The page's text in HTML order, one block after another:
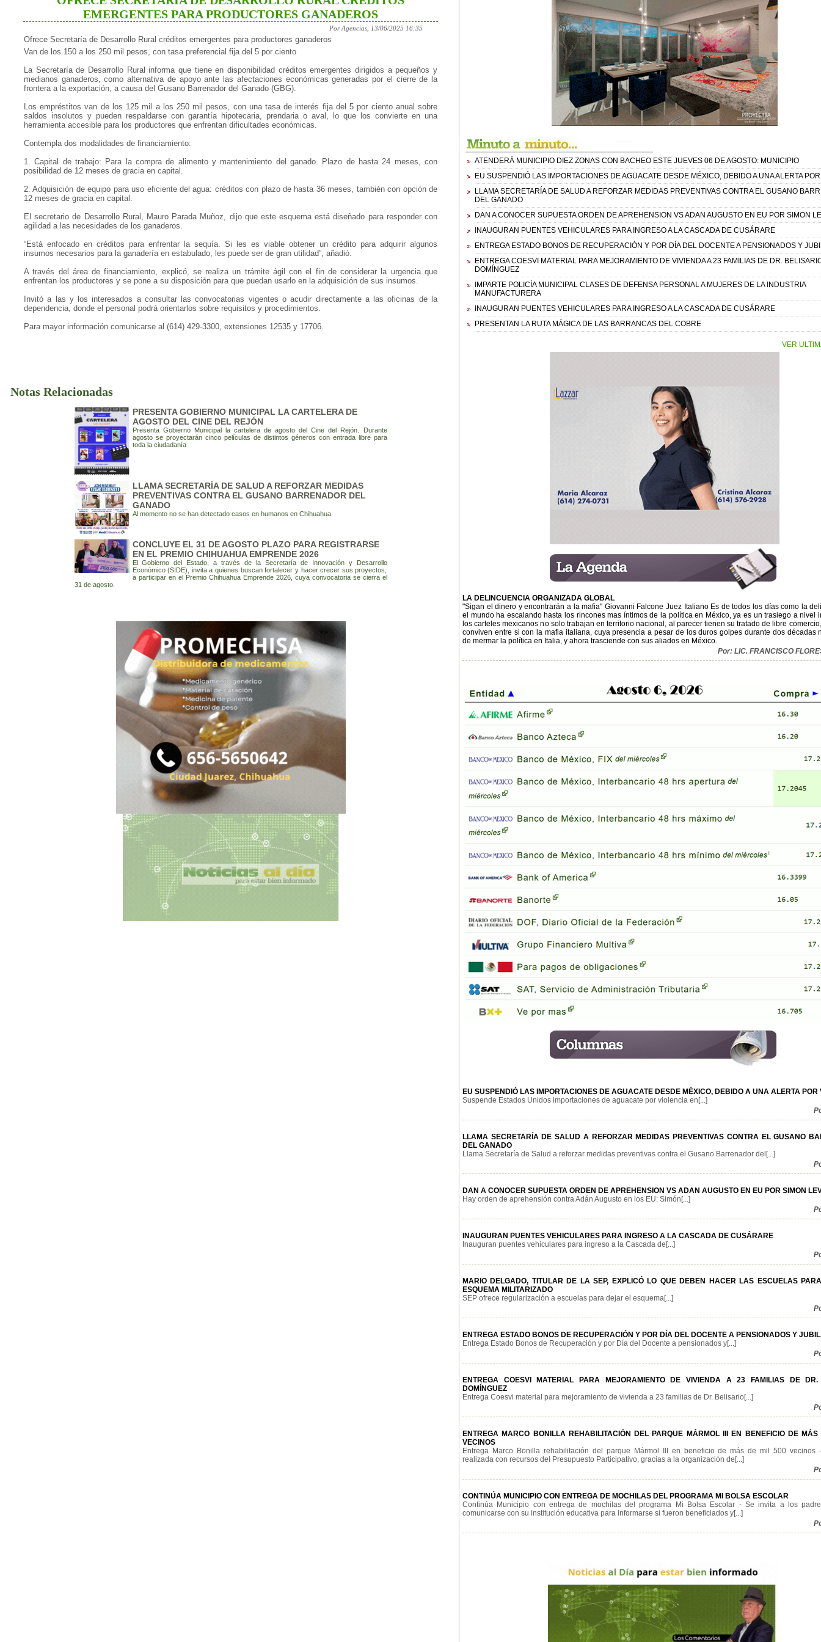
EMERGENTES PARA PRODUCTORES GANADEROS
Por Agencias, 13/06/2025 16:35
Ofrece Secretaría de Desarrollo Rural créditos emergentes para productores ganaderos
Van de los 150 a los 250 mil pesos, con tasa preferencial fija del 5 por ciento
La Secretaría de Desarrollo Rural informa que tiene en disponibilidad créditos emergentes dirigidos a pequeños y
medianos ganaderos, como alternativa de apoyo ante las afectaciones económicas generadas por el cierre de la
frontera a la exportación, a causa del Gusano Barrenador del Ganado (GBG).
Los empréstitos van de los 125 mil a los 250 mil pesos, con una tasa de interés fija del 5 por ciento anual sobre
saldos insolutos y pueden respaldarse con garantía hipotecaria, prendaria o aval, lo que los convierte en una
herramienta accesible para los productores que enfrentan dificultades económicas.
Contempla dos modalidades de financiamiento:
1. Capital de trabajo: Para la compra de alimento y mantenimiento del ganado. Plazo de hasta 24 meses, con
posibilidad de 12 meses de gracia en capital.
2. Adquisición de equipo para uso eficiente del agua: créditos con plazo de hasta 36 meses, también con opción de
12 meses de gracia en capital.
El secretario de Desarrollo Rural, Mauro Parada Muñoz, dijo que este esquema está diseñado para responder con
agilidad a las necesidades de los ganaderos.
“Está enfocado en créditos para enfrentar la sequía. Si les es viable obtener un crédito para adquirir algunos
insumos necesarios para la ganadería en estabulado, les puede ser de gran utilidad”, añadió.
A través del área de financiamiento, explicó, se realiza un trámite ágil con el fin de considerar la urgencia que
enfrentan los productores y se pone a su disposición para que puedan usarlo en la adquisición de sus insumos.
Invitó a las y los interesados a consultar las convocatorias vigentes o acudir directamente a las oficinas de la
dependencia, donde el personal podrá orientarlos sobre requisitos y procedimientos.
Para mayor información comunicarse al (614) 429-3300, extensiones 12535 y 17706.
Notas Relacionadas
PRESENTA GOBIERNO MUNICIPAL LA CARTELERA DE
AGOSTO DEL CINE DEL REJÓN
Presenta Gobierno Municipal la cartelera de agosto del Cine del Rejón. Durante
agosto se proyectarán cinco películas de distintos géneros con entrada libre para
toda la ciudadanía
LLAMA SECRETARÍA DE SALUD A REFORZAR MEDIDAS
PREVENTIVAS CONTRA EL GUSANO BARRENADOR DEL
GANADO
Al momento no se han detectado casos en humanos en Chihuahua
CONCLUYE EL 31 DE AGOSTO PLAZO PARA REGISTRARSE
EN EL PREMIO CHIHUAHUA EMPRENDE 2026
El Gobierno del Estado, a través de la Secretaría de Innovación y Desarrollo
Económico (SIDE), invita a quienes buscan fortalecer y hacer crecer sus proyectos,
a participar en el Premio Chihuahua Emprende 2026, cuya convocatoria se cierra el
31 de agosto.
ATENDERÁ MUNICIPIO DIEZ ZONAS CON BACHEO ESTE JUEVES 06 DE AGOSTO: MUNICIPIO
EU SUSPENDIÓ LAS IMPORTACIONES DE AGUACATE DESDE MÉXICO, DEBIDO A UNA ALERTA
LLAMA SECRETARÍA DE SALUD A REFORZAR MEDIDAS PREVENTIVAS CONTRA EL GUSANO
DEL GANADO
DAN A CONOCER SUPUESTA ORDEN DE APREHENSION VS ADAN AUGUSTO EN EU POR SIMON
INAUGURAN PUENTES VEHICULARES PARA INGRESO A LA CASCADA DE CUSÁRARE
ENTREGA ESTADO BONOS DE RECUPERACIÓN Y POR DÍA DEL DOCENTE A PENSIONADOS Y
ENTREGA COESVI MATERIAL PARA MEJORAMIENTO DE VIVIENDA A 23 FAMILIAS DE DR.
DOMÍNGUEZ
IMPARTE POLICÍA MUNICIPAL CLASES DE DEFENSA PERSONAL A MUJERES DE LA INDUSTRIA
MANUFACTURERA
INAUGURAN PUENTES VEHICULARES PARA INGRESO A LA CASCADA DE CUSÁRARE
PRESENTAN LA RUTA MÁGICA DE LAS BARRANCAS DEL COBRE
VER
LA DELINCUENCIA ORGANIZADA GLOBAL
"Sigan el dinero y encontrarán a la mafia" Giovanni Falcone Juez Italiano Es de todos los días como la
el mundo ha escalando hasta los rincones mas íntimos de la política en México, ya es un trasiego a nivel
los carteles mexicanos no solo trabajan en territorio nacional, al parecer tienen su tratado de libre
conviven entre si con la mafia italiana, cuya presencia a pesar de los duros golpes durante dos décadas
de mermar la política en Italia, y ahora trasciende con sus aliados en México.
Por: LIC. FRANCISCO
EU SUSPENDIÓ LAS IMPORTACIONES DE AGUACATE DESDE MÉXICO, DEBIDO A UNA ALERTA POR
Suspende Estados Unidos importaciones de aguacate por violencia en[...]
LLAMA SECRETARÍA DE SALUD A REFORZAR MEDIDAS PREVENTIVAS CONTRA EL GUSANO
DEL GANADO
Llama Secretaría de Salud a reforzar medidas preventivas contra el Gusano Barrenador del[...]
DAN A CONOCER SUPUESTA ORDEN DE APREHENSION VS ADAN AUGUSTO EN EU POR SIMON
Hay orden de aprehensión contra Adán Augusto en los EU: Simón[...]
INAUGURAN PUENTES VEHICULARES PARA INGRESO A LA CASCADA DE CUSÁRARE
Inauguran puentes vehiculares para ingreso a la Cascada de[...]
MARIO DELGADO, TITULAR DE LA SEP, EXPLICÓ LO QUE DEBEN HACER LAS ESCUELAS
ESQUEMA MILITARIZADO
SEP ofrece regularización a escuelas para dejar el esquema[...]
ENTREGA ESTADO BONOS DE RECUPERACIÓN Y POR DÍA DEL DOCENTE A PENSIONADOS Y
Entrega Estado Bonos de Recuperación y por Día del Docente a pensionados y[...]
ENTREGA COESVI MATERIAL PARA MEJORAMIENTO DE VIVIENDA A 23 FAMILIAS DE DR.
DOMÍNGUEZ
Entrega Coesvi material para mejoramiento de vivienda a 23 familias de Dr. Belisario[...]
ENTREGA MARCO BONILLA REHABILITACIÓN DEL PARQUE MÁRMOL III EN BENEFICIO DE
VECINOS
Entrega Marco Bonilla rehabilitación del parque Mármol III en beneficio de más de mil 500 vecinos
realizada con recursos del Presupuesto Participativo, gracias a la organización de[...]
CONTINÚA MUNICIPIO CON ENTREGA DE MOCHILAS DEL PROGRAMA MI BOLSA ESCOLAR
Continúa Municipio con entrega de mochilas del programa Mi Bolsa Escolar - Se invita a los
comunicarse con su institución educativa para informarse si fueron beneficiados y[...]